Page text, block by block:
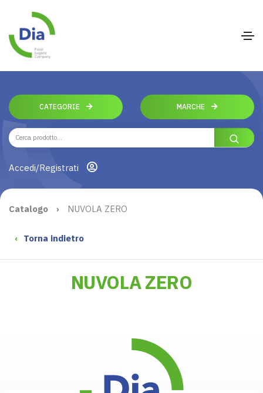
CATEGORIE MARCHE
Accedi/Registrati
Catalogo › NUVOLA ZERO
‹ Torna indietro
NUVOLA ZERO